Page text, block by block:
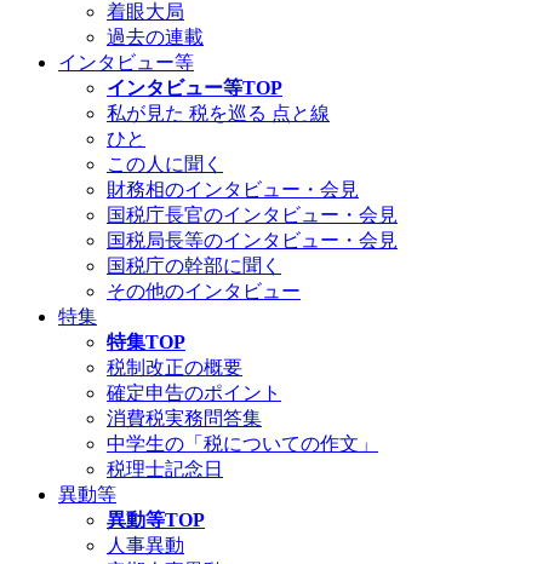
着眼大局
過去の連載
インタビュー等
インタビュー等TOP
私が見た 税を巡る 点と線
ひと
この人に聞く
財務相のインタビュー・会見
国税庁長官のインタビュー・会見
国税局長等のインタビュー・会見
国税庁の幹部に聞く
その他のインタビュー
特集
特集TOP
税制改正の概要
確定申告のポイント
消費税実務問答集
中学生の「税についての作文」
税理士記念日
異動等
異動等TOP
人事異動